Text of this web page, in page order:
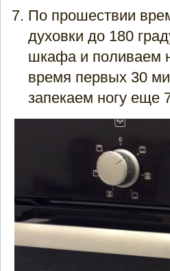
По прошествии
духовки до 180
шкафа и поливаем
время первых 30
запекаем ногу еще